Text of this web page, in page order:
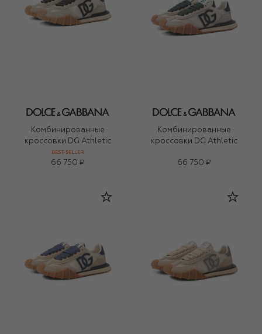
Комбинированные
кроссовки DG Athletic
BEST-SELLER
66 750 ₽
Комбинированные
кроссовки DG Athletic
66 750 ₽